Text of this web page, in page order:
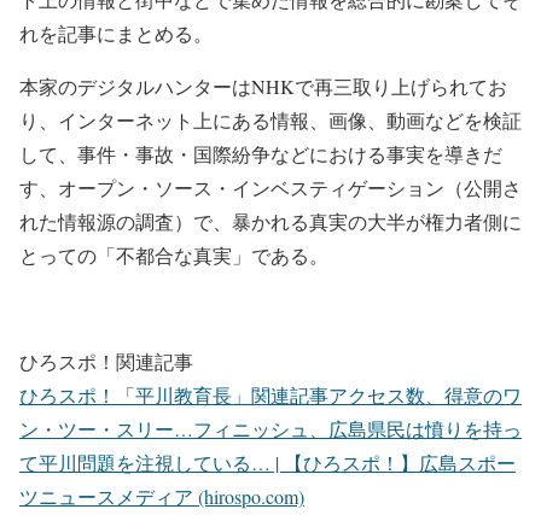
れを記事にまとめる。
本家のデジタルハンターはNHKで再三取り上げられてお
り、インターネット上にある情報、画像、動画などを検証
して、事件・事故・国際紛争などにおける事実を導きだ
す、オープン・ソース・インベスティゲーション（公開さ
れた情報源の調査）で、暴かれる真実の大半が権力者側に
とっての「不都合な真実」である。
ひろスポ！関連記事
ひろスポ！「平川教育長」関連記事アクセス数、得意のワ
ン・ツー・スリー…フィニッシュ、広島県民は憤りを持っ
て平川問題を注視している… | 【ひろスポ！】広島スポー
ツニュースメディア (hirospo.com)